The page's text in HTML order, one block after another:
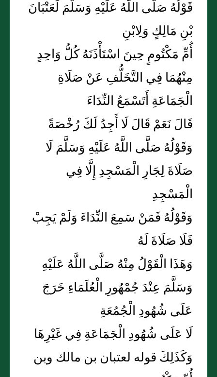
قَوْلُهُ صَلَّى اللَّهُ عَلَيْهِ وَسَلَّمَ لَعَتْبَانَ
بْنِ مَالِكٍ وَلِابْنِ
أُمِّ مَكْتُومٍ حِينَ اسْتَأْذَنَهُ كُلُّ وَاحِدٍ
مِنْهُمَا فِي التَّخَلُّفِ عَنْ صَلَاةِ
الْجَمَاعَةِ أَتَسْمَعُ النِّدَاءَ
قَالَ نَعَمْ قَالَ لَا أَجِدُ لَكَ رُخْصَةً
وَقَوْلُهُ صَلَّى اللَّهُ عَلَيْهِ وَسَلَّمَ لَا
صَلَاةَ لِجَارِ الْمَسْجِدِ إِلَّا فِي
الْمَسْجِدِ
وَقَوْلُهُ فَمَنْ سَمِعَ النِّدَاءَ وَلَمْ يَجِبْ
فَلَا صَلَاةَ لَهُ
وَهَذَا الْقَوْلُ مِنْهُ صَلَّى اللَّهُ عَلَيْهِ
وَسَلَّمَ عِنْدَ جُمْهُورِ الْعُلَمَاءِ خَرَجَ
عَلَى شُهُودِ الْجُمُعَةِ
لَا عَلَى شُهُودِ الْجَمَاعَةِ فِي غَيْرِهَا
وَكَذَلِكَ قوله لعتبان بن مالك وبن